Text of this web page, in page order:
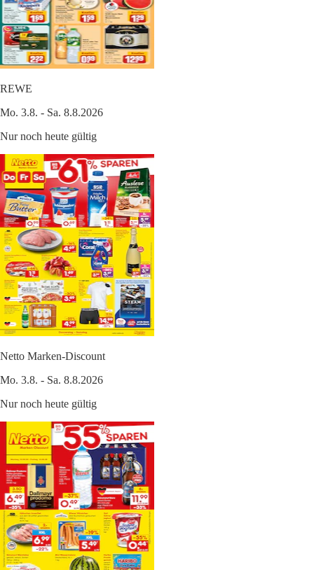
REWE
Mo. 3.8. - Sa. 8.8.2026
Nur noch heute gültig
Netto Marken-Discount
Mo. 3.8. - Sa. 8.8.2026
Nur noch heute gültig